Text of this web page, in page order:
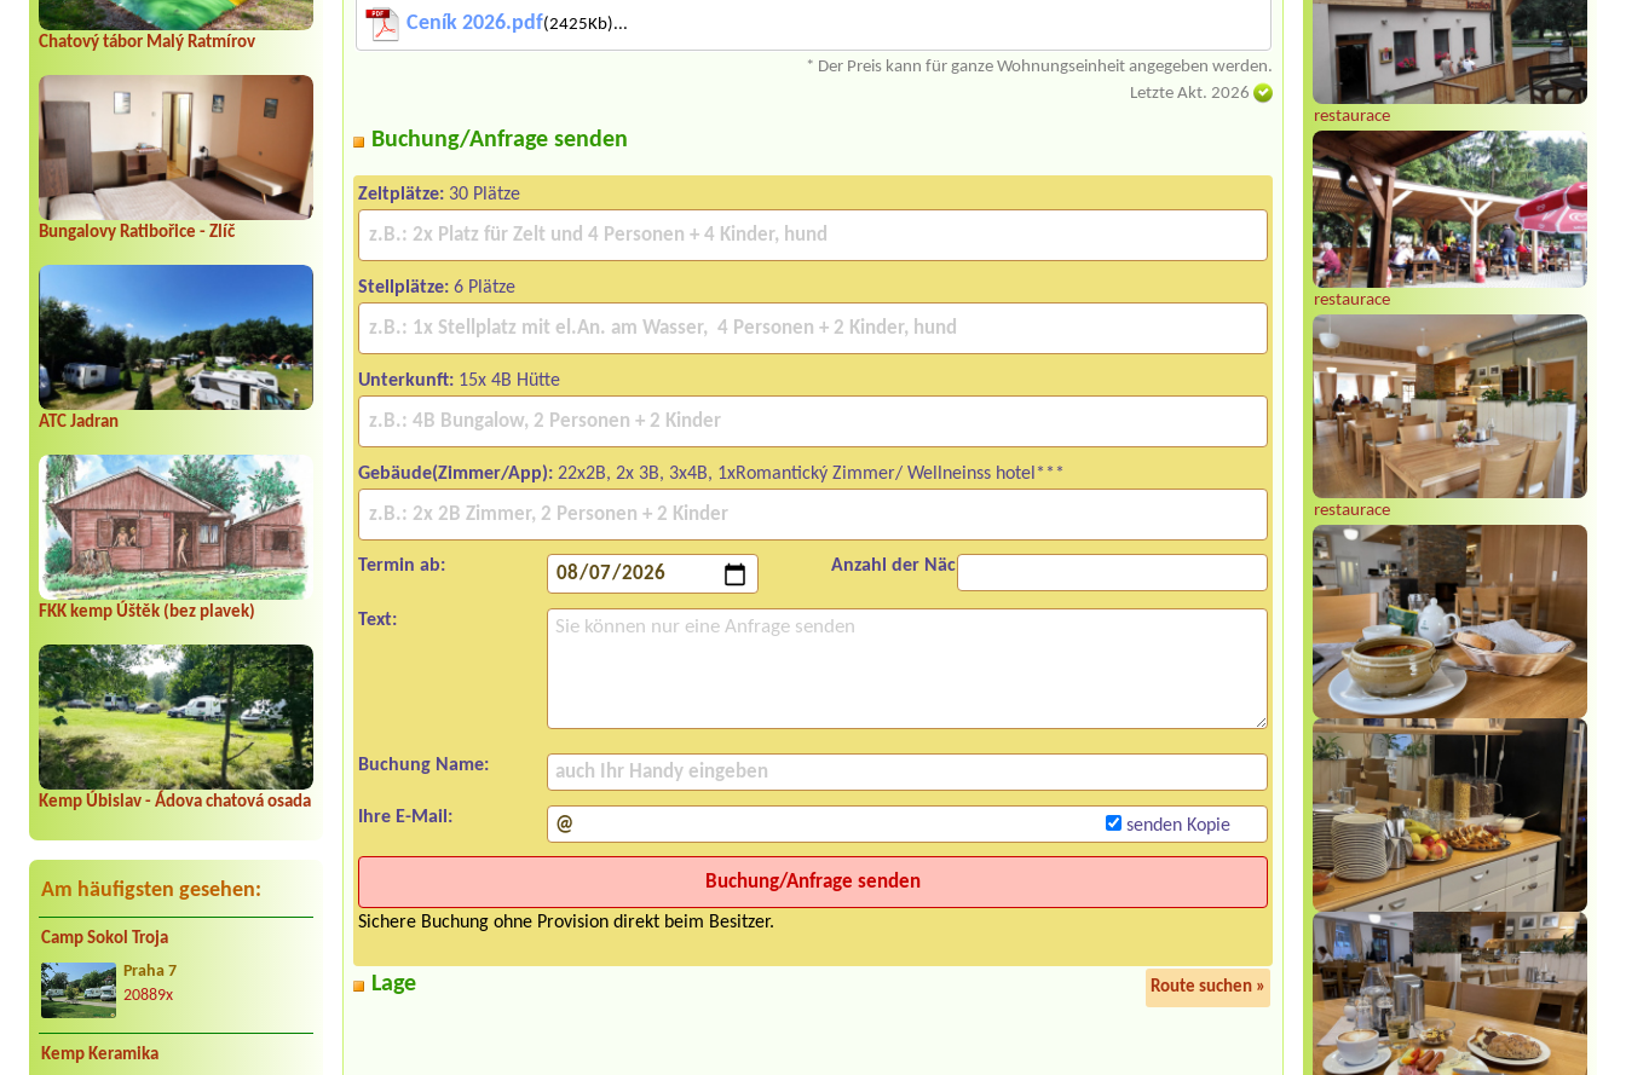
Chatový tábor Malý Ratmírov
Bungalovy Ratibořice - Zlíč
ATC Jadran
FKK kemp Úštěk (bez plavek)
Kemp Úbislav - Ádova chatová osada
Am häufigsten gesehen:
Camp Sokol Troja
Praha 7
20889x
Kemp Keramika
restaurace
restaurace
restaurace
Ceník 2026.pdf(2425Kb)...
* Der Preis kann für ganze Wohnungseinheit angegeben werden.
Letzte Akt. 2026
Buchung/Anfrage senden
Zeltplätze: 30 Plätze
Stellplätze: 6 Plätze
Unterkunft: 15x 4B Hütte
Gebäude(Zimmer/App): 22x2B, 2x 3B, 3x4B, 1xRomantický Zimmer/ Wellneinss hotel***
Termin ab: Anzahl der Nächte:
Text:
Buchung Name:
Ihre E-Mail: senden Kopie
Sichere Buchung ohne Provision direkt beim Besitzer.
Lage Route suchen »